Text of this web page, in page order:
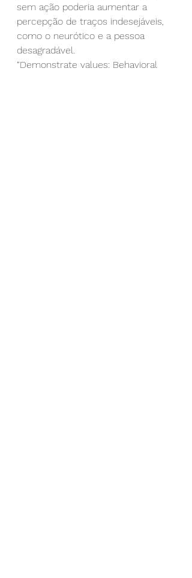
sem ação poderia aumentar a
percepção de traços indesejáveis,
como o neurótico e a pessoa
desagradável.
“Demonstrate values: Behavioral